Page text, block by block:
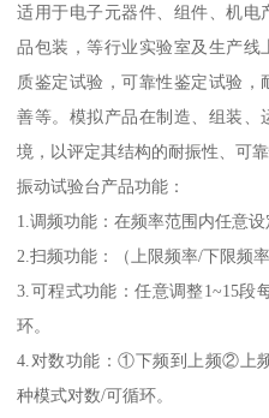
适用于电子元器件、组件、机电
品包装，等行业实验室及生产线
质鉴定试验，可靠性鉴定试验
善等。模拟产品在制造、组装
境，以评定其结构的耐振性、可靠
振动试验台产品功能：
1.调频功能：在频率范围内任意
2.扫频功能：（上限频率/下限频
3.可程式功能：任意调整1~15段
环。
4.对数功能：①下频到上频②上
种模式对数/可循环。